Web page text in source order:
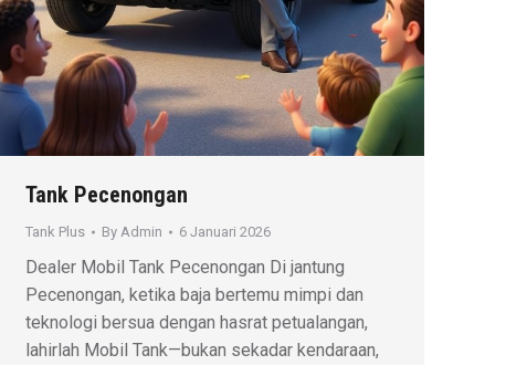
Tank Pecenongan
Tank Plus By Admin 6 Januari 2026
Dealer Mobil Tank Pecenongan Di jantung
Pecenongan, ketika baja bertemu mimpi dan
teknologi bersua dengan hasrat petualangan,
lahirlah Mobil Tank—bukan sekadar kendaraan,